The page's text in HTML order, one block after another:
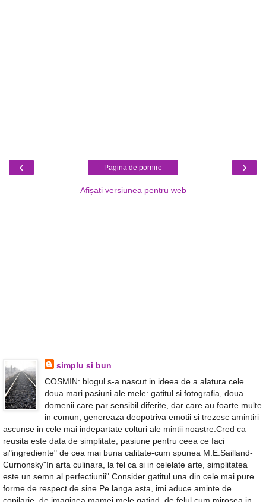
‹ ›
Pagina de pornire
Afișați versiunea pentru web
simplu si bun
COSMIN: blogul s-a nascut in ideea de a alatura cele
doua mari pasiuni ale mele: gatitul si fotografia, doua
domenii care par sensibil diferite, dar care au foarte multe
in comun, genereaza deopotriva emotii si trezesc amintiri
ascunse in cele mai indepartate colturi ale mintii noastre.Cred ca
reusita este data de simplitate, pasiune pentru ceea ce faci
si"ingrediente" de cea mai buna calitate-cum spunea M.E.Sailland-
Curnonsky"In arta culinara, la fel ca si in celelate arte, simplitatea
este un semn al perfectiunii".Consider gatitul una din cele mai pure
forme de respect de sine.Pe langa asta, imi aduce aminte de